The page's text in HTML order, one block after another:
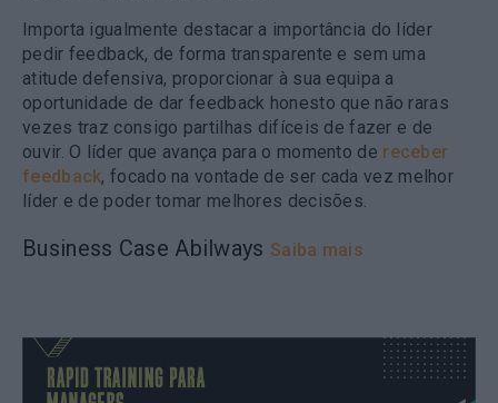
Importa igualmente destacar a importância do líder
pedir feedback, de forma transparente e sem uma
atitude defensiva, proporcionar à sua equipa a
oportunidade de dar feedback honesto que não raras
vezes traz consigo partilhas difíceis de fazer e de
ouvir. O líder que avança para o momento de receber
feedback, focado na vontade de ser cada vez melhor
líder e de poder tomar melhores decisões.
Business Case Abilways Saiba mais